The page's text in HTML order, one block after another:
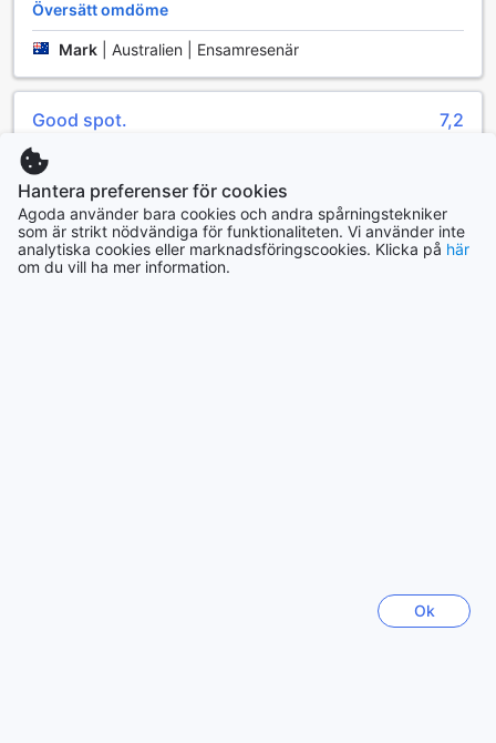
Översätt omdöme
Mark Australien | Ensamresenär
Good spot. 7,2
Recenserad 15 Mars 2026
No problem staying here. However there is no onsen. Also
too much people traffic on weekends.
Översätt omdöme
Hantera preferenser för cookies
Agoda använder bara cookies och andra spårningstekniker
som är strikt nödvändiga för funktionaliteten. Vi använder inte
analytiska cookies eller marknadsföringscookies. Klicka på här
om du vill ha mer information.
Ok